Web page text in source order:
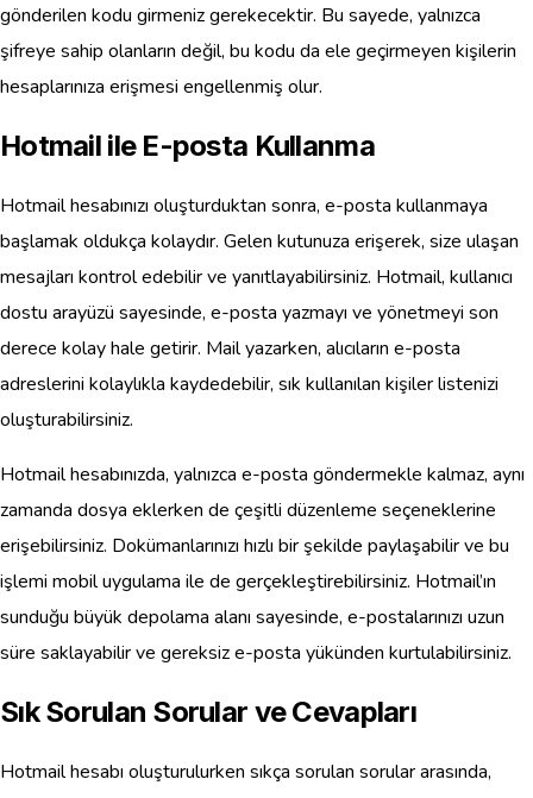
gönderilen kodu girmeniz gerekecektir. Bu sayede, yalnızca
şifreye sahip olanların değil, bu kodu da ele geçirmeyen kişilerin
hesaplarınıza erişmesi engellenmiş olur.
Hotmail ile E-posta Kullanma
Hotmail hesabınızı oluşturduktan sonra, e-posta kullanmaya
başlamak oldukça kolaydır. Gelen kutunuza erişerek, size ulaşan
mesajları kontrol edebilir ve yanıtlayabilirsiniz. Hotmail, kullanıcı
dostu arayüzü sayesinde, e-posta yazmayı ve yönetmeyi son
derece kolay hale getirir. Mail yazarken, alıcıların e-posta
adreslerini kolaylıkla kaydedebilir, sık kullanılan kişiler listenizi
oluşturabilirsiniz.
Hotmail hesabınızda, yalnızca e-posta göndermekle kalmaz, aynı
zamanda dosya eklerken de çeşitli düzenleme seçeneklerine
erişebilirsiniz. Dokümanlarınızı hızlı bir şekilde paylaşabilir ve bu
işlemi mobil uygulama ile de gerçekleştirebilirsiniz. Hotmail’ın
sunduğu büyük depolama alanı sayesinde, e-postalarınızı uzun
süre saklayabilir ve gereksiz e-posta yükünden kurtulabilirsiniz.
Sık Sorulan Sorular ve Cevapları
Hotmail hesabı oluşturulurken sıkça sorulan sorular arasında,